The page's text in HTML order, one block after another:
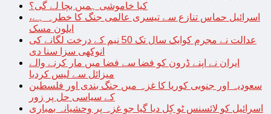
کیا خاموشی ہمیں بچا لے گی؟
اسرائیل حماس تنازع سے تیسری عالمی جنگ کا خطرہ ہے،
ایلون مسک
عدالت نے مجرم کوایک سال تک 50 نیم کے درخت لگانے کی
انوکھی سزا سنا دی
ایران نے اپنے ڈرون کو فضا سے فضا میں مار کرنے والے
میزائل سے لیس کردیا
سعودیہ اور جنوبی کوریا کا غزہ میں جنگ بندی اور فلسطین
کے سیاسی حل پر زور
اسرائیل کو لائسنس ٹو کِل دیا گیا جو غزہ پر وحشیانہ بمباری